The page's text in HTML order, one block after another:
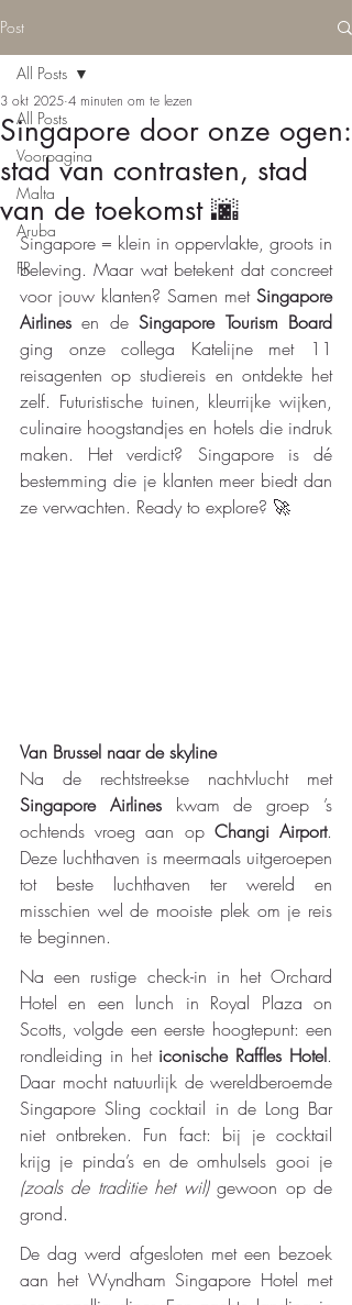
Post
All Posts
Voorpagina
Malta
Aruba
FR
All Posts
Singapore door onze ogen:
stad van contrasten, stad
van de toekomst 🌆
3 okt 2025 4 minuten om te lezen
Singapore = klein in oppervlakte, groots in
beleving. Maar wat betekent dat concreet
voor jouw klanten? Samen met Singapore
Airlines en de
ging onze collega Katelijne met 11
reisagenten op studiereis en ontdekte het
zelf. Futuristische tuinen, kleurrijke wijken,
culinaire hoogstandjes en hotels die indruk
maken. Het verdict? Singapore is dé
bestemming die je klanten meer biedt dan
ze verwachten. Ready to explore? 🚀
Van Brussel naar de skyline
Na de rechtstreekse nachtvlucht met
Singapore Airlines kwam de groep ’s
ochtends vroeg aan op Changi Airport.
Deze luchthaven is meermaals uitgeroepen
tot beste luchthaven ter wereld en
misschien wel de mooiste plek om je reis
te beginnen.
Na een rustige check-in in het Orchard
Hotel en een lunch in Royal Plaza on
Scotts, volgde een eerste hoogtepunt: een
rondleiding in het iconische Raffles Hotel.
Daar mocht natuurlijk de wereldberoemde
Singapore Sling cocktail in de Long Bar
niet ontbreken. Fun fact: bij je cocktail
(zoals de traditie het wil) gewoon op de
grond.
De dag werd afgesloten met een bezoek
aan het Wyndham Singapore Hotel met